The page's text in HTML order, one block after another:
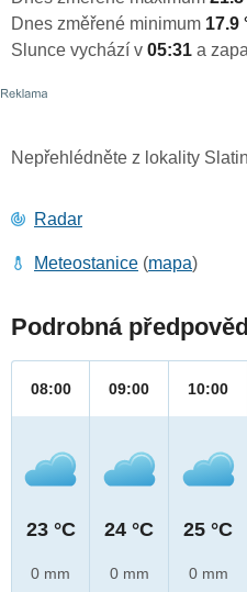
Dnes změřené minimum 17.9
Slunce vychází v 05:31 a
Nepřehlédněte z lokality
Radar
Meteostanice (mapa)
Podrobná
08:00
23 °C
0 mm
09:00
24 °C
0 mm
10:00
25 °C
0 mm